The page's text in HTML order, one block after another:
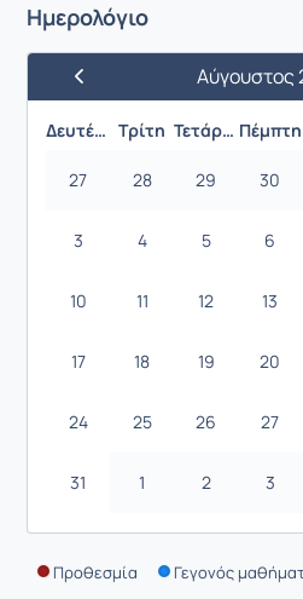
Ημερολόγιο
Προηγούμενος Μήνας
Αύγουστος
Δευτέρα Τρίτη Τετάρτη Πέμπτη
27 28 29 30
3 4 5 6
10 11 12 13
17 18 19 20
24 25 26 27
31 1 2 3
Προθεσμία
Γεγονός